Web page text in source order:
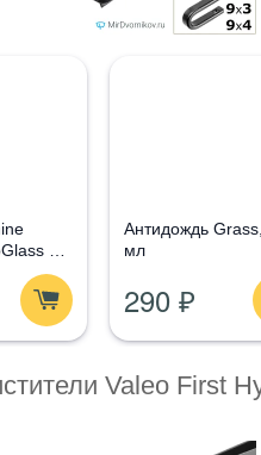
Kit
за
Антидождь
мл
290 ₽
Valeo First